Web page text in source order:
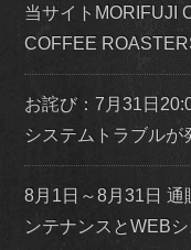
当サイトMORIFUJI
COFFEE
お詫び：7月31日
システムトラブルが
8月1日～8月31日 通
ンテナンスとWEBシ